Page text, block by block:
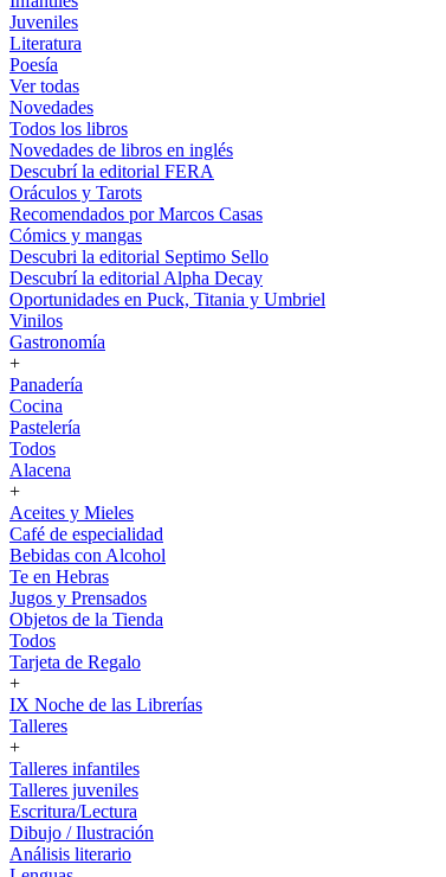
Juveniles
Literatura
Poesía
Ver todas
Novedades
Todos los libros
Novedades de libros en inglés
Descubrí la editorial FERA
Oráculos y Tarots
Recomendados por Marcos Casas
Cómics y mangas
Descubri la editorial Septimo Sello
Descubrí la editorial Alpha Decay
Oportunidades en Puck, Titania y Umbriel
Vinilos
Gastronomía
+
Panadería
Cocina
Pastelería
Todos
Alacena
+
Aceites y Mieles
Café de especialidad
Bebidas con Alcohol
Te en Hebras
Jugos y Prensados
Objetos de la Tienda
Todos
Tarjeta de Regalo
+
IX Noche de las Librerías
Talleres
+
Talleres infantiles
Talleres juveniles
Escritura/Lectura
Dibujo / Ilustración
Análisis literario